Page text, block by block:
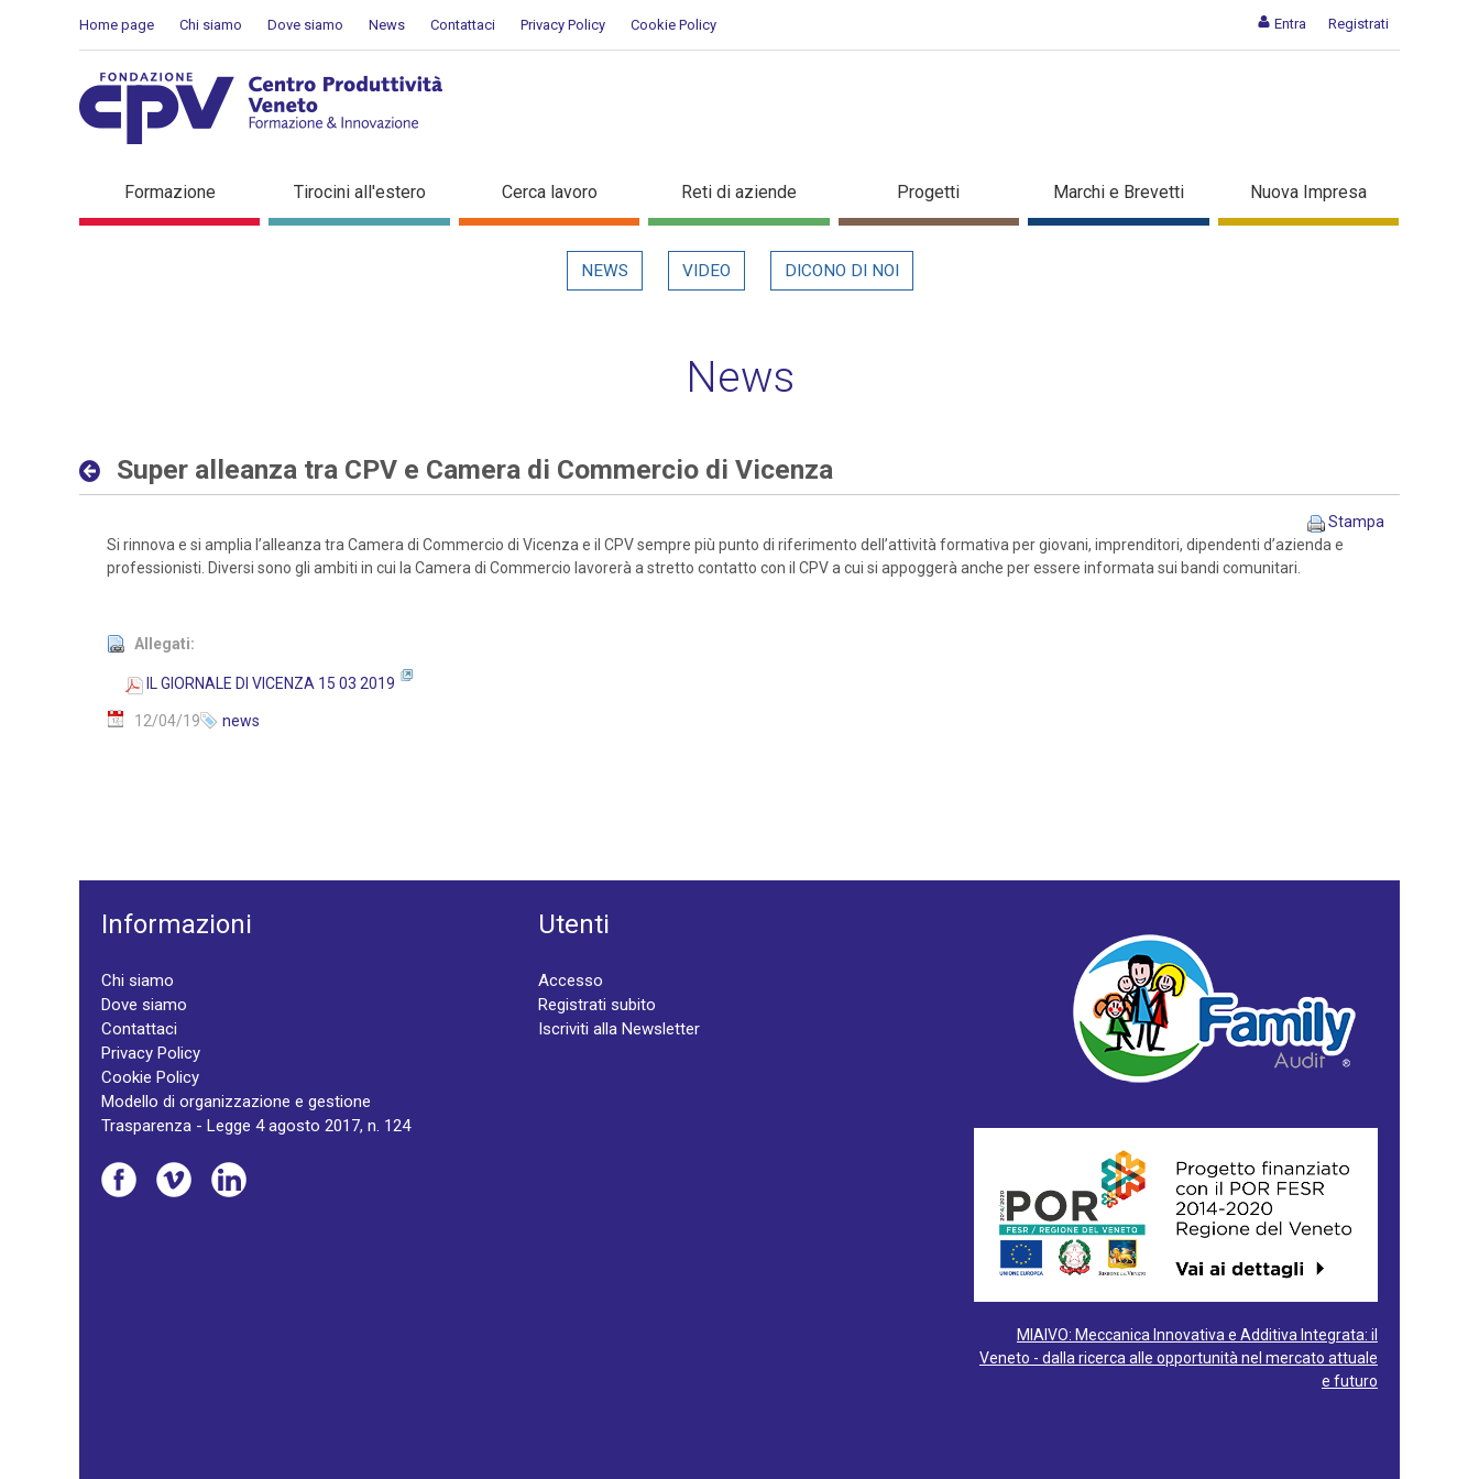
Entra Registrati
Home page Chi siamo Dove siamo News Contattaci Privacy Policy Cookie Policy
Super alleanza tra CPV e Camera di Commercio di Vicenza - Dettaglio in evidenza
Formazione Tirocini all'estero Cerca lavoro Reti di aziende Progetti Marchi e Brevetti Nuova Impresa
NEWS VIDEO DICONO DI NOI
News
Super alleanza tra CPV e Camera di Commercio di Vicenza
Stampa
Si rinnova e si amplia l’alleanza tra Camera di Commercio di Vicenza e il CPV sempre più punto di riferimento dell’attività formativa per giovani, imprenditori, dipendenti d’azienda e
professionisti. Diversi sono gli ambiti in cui la Camera di Commercio lavorerà a stretto contatto con il CPV a cui si appoggerà anche per essere informata sui bandi comunitari.
Allegati:
IL GIORNALE DI VICENZA 15 03 2019
12/04/19 news
Informazioni
Chi siamo
Dove siamo
Contattaci
Privacy Policy
Cookie Policy
Modello di organizzazione e gestione
Trasparenza - Legge 4 agosto 2017, n. 124
Utenti
Accesso
Registrati subito
Iscriviti alla Newsletter
MIAIVO: Meccanica Innovativa e Additiva Integrata: il
Veneto - dalla ricerca alle opportunità nel mercato attuale
e futuro